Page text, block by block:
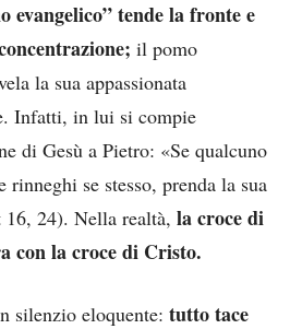
evangelico” tende la fronte e
il pomo
la sua appassionata
Infatti, in lui si compie
di Gesù a Pietro: «Se qualcuno
se stesso, prenda la sua
24). Nella realtà, la croce di
con la croce di Cristo.
silenzio eloquente: tutto tace